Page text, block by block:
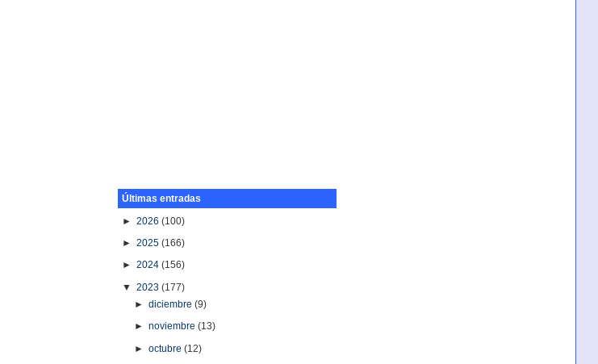
Últimas entradas
►2026(100)
►2025(166)
►2024(156)
▼2023(177)
►diciembre(9)
►noviembre(13)
►octubre(12)